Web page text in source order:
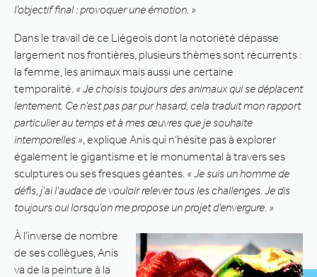
l’objectif final : provoquer une émotion. »
Dans le travail de ce Liégeois dont la notoriété dépasse
largement nos frontières, plusieurs thèmes sont récurrents :
la femme, les animaux mais aussi une certaine
temporalité. « Je choisis toujours des animaux qui se déplacent
lentement. Ce n’est pas par pur hasard, cela traduit mon rapport
particulier au temps et à mes œuvres que je souhaite
intemporelles » , explique Anis qui n’hésite pas à explorer
également le gigantisme et le monumental à travers ses
sculptures ou ses fresques géantes. « Je suis un homme de
défis, j’ai l’audace de vouloir relever tous les challenges. Je dis
toujours oui lorsqu’on me propose un projet d’envergure. »
À l’inverse de nombre
de ses collègues, Anis
va de la peinture à la